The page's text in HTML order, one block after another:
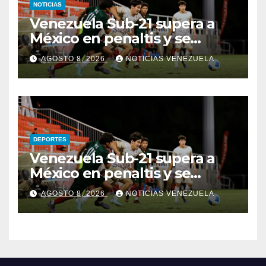
NOTICIAS
Venezuela Sub-21 supera a
México en penaltis y se
adjudica el oro
AGOSTO 8, 2026 NOTICIAS VENEZUELA
DEPORTES
Venezuela Sub-21 supera a
México en penaltis y se
adjudica el oro
AGOSTO 8, 2026 NOTICIAS VENEZUELA